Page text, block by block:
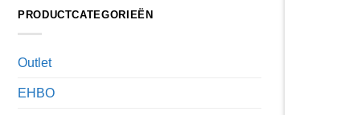
PRODUCTCATEGORIEËN
Outlet
EHBO